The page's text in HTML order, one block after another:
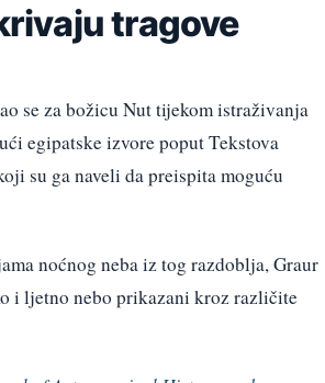
tragove
se za božicu Nut tijekom istraživanja
egipatske izvore poput Tekstova
su ga naveli da preispita moguću
noćnog neba iz tog razdoblja, Graur
i ljetno nebo prikazani kroz različite